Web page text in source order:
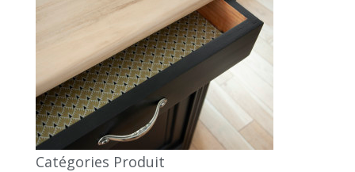
Catégories Produit